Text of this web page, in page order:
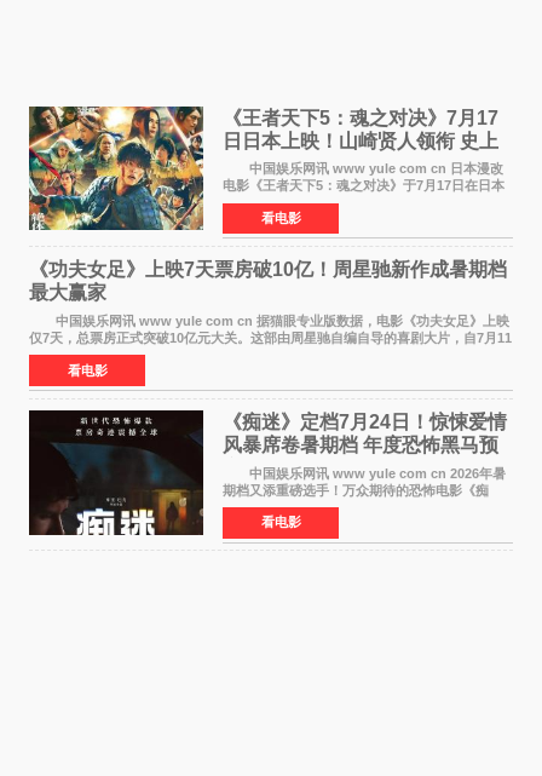
《王者天下5：魂之对决》7月17
日日本上映！山崎贤人领衔 史上
最大“函谷关防卫战”
中国娱乐网讯 www yule com cn 日本漫改
电影《王者天下5：魂之对决》于7月17日在日本
全国上映。这部由佐藤信介执导、山崎贤人主演
的历史动作片，改编自原泰久同名人气漫画，继
续讲述信和漂
看电影
《功夫女足》上映7天票房破10亿！周星驰新作成暑期档
最大赢家
中国娱乐网讯 www yule com cn 据猫眼专业版数据，电影《功夫女足》上映
仅7天，总票房正式突破10亿元大关。这部由周星驰自编自导的喜剧大片，自7月11
日公映以来便展现出惊人的市场统治力。
看电影
《痴迷》定档7月24日！惊悚爱情
风暴席卷暑期档 年度恐怖黑马预
中国娱乐网讯 www yule com cn 2026年暑
期档又添重磅选手！万众期待的恐怖电影《痴
迷》今日正式官宣定档，将于7月24日登陆内地各
大院线。这部被业内专家誉为新世代爆款恐怖电
影的作品，将为
看电影